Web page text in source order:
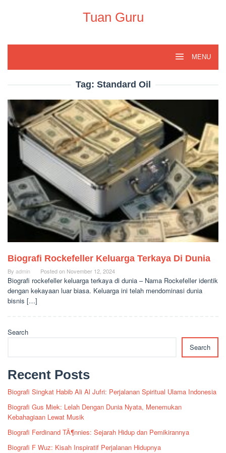
Tuan Guru
MENU
Tag: Standard Oil
Biografi Rockefeller Keluarga Terkaya Di Dunia
By admin Posted on November 12, 2024
Biografi rockefeller keluarga terkaya di dunia – Nama Rockefeller identik
dengan kekayaan luar biasa. Keluarga ini telah mendominasi dunia
bisnis […]
Search
Search
Recent Posts
Biografi Singkat Habib Ali Al Jufri: Perjalanan Spiritual Ulama Indonesia
Biografi Gus Miek: Lelah Dengan Dunia Nyata, Menemukan
Kebahagiaan Lewat Musik
Biografi Ferdinand TÃ¶nnies: Sejarah Hidup dan Pemikirannya
Biografi F Wuz: Kisah Inspiratif Perjalanan Hidupnya